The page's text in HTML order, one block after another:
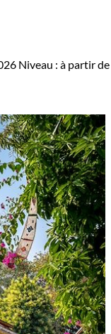
Niveau : à partir de